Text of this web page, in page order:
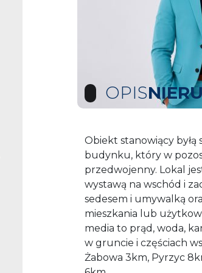
OPIS
Obiekt stanowiący byłą
budynku, który w
przedwojenny. Lokal
wystawą na wschód i
sedesem i umywalką
mieszkania lub
media to prąd, woda,
w gruncie i częściach
Żabowa 3km, Pyrzyc